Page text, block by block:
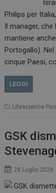
Philips per
Il manager,
mantiene
Portogallo).
cinque Paesi,
LEGGI
Lifescience
GSK
28 Luglio 2026